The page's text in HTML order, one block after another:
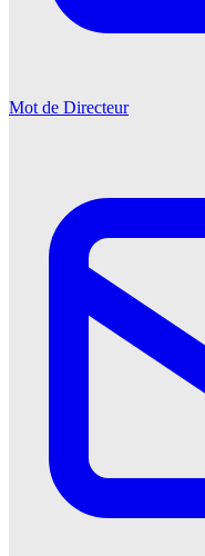
Mot de Directeur